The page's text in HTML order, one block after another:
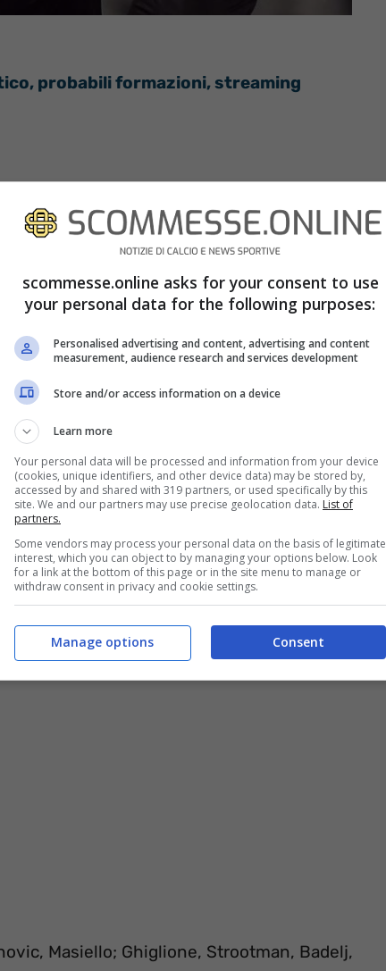
probabili formazioni, streaming
DAZNsu ogni smart tv in cui è possibile
si potrà ricorrere all’utilizzo di dispositivi
Stick per rendere smart un televisore che
l’app, scaricabile anche attraverso le
hanno aderito all’offerta Sky-DAZN
propria tv grazie al decoder di Sky Q.
si preannunciano buone: 18 gradi, cielo sereno,
Masiello; Ghiglione, Strootman, Badelj,
scommesse.online asks for your consent to use
your personal data for the following purposes:
Personalised advertising and content, advertising and content
measurement, audience research and services development
Store and/or access information on a device
Learn more
Your personal data will be processed and information from your device
(cookies, unique identifiers, and other device data) may be stored by,
accessed by and shared with 319 partners, or used specifically by this
site. We and our partners may use precise geolocation data. List of
partners.
Some vendors may process your personal data on the basis of legitimate
interest, which you can object to by managing your options below. Look
for a link at the bottom of this page or in the site menu to manage or
withdraw consent in privacy and cookie settings.
Consent
Manage options